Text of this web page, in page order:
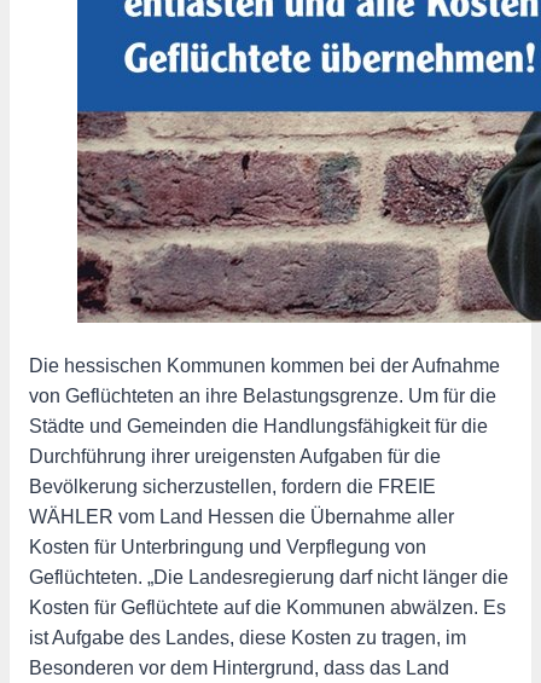
Die hessischen Kommunen kommen bei der Aufnahme
von Geflüchteten an ihre Belastungsgrenze. Um für die
Städte und Gemeinden die Handlungsfähigkeit für die
Durchführung ihrer ureigensten Aufgaben für die
Bevölkerung sicherzustellen, fordern die FREIE
WÄHLER vom Land Hessen die Übernahme aller
Kosten für Unterbringung und Verpflegung von
Geflüchteten. „Die Landesregierung darf nicht länger die
Kosten für Geflüchtete auf die Kommunen abwälzen. Es
ist Aufgabe des Landes, diese Kosten zu tragen, im
Besonderen vor dem Hintergrund, dass das Land